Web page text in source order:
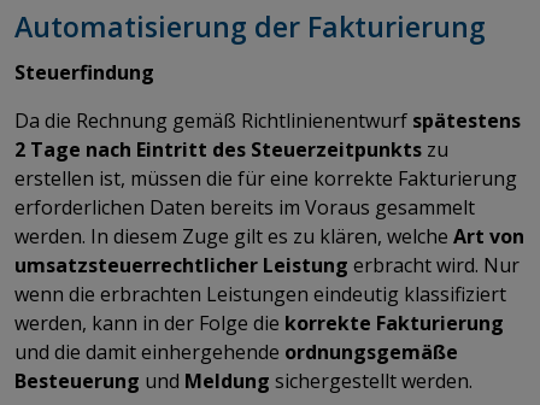
Automatisierung der Fakturierung
Steuerfindung
Da die Rechnung gemäß Richtlinienentwurf spätestens
2 Tage nach Eintritt des Steuerzeitpunkts zu
erstellen ist, müssen die für eine korrekte Fakturierung
erforderlichen Daten bereits im Voraus gesammelt
werden. In diesem Zuge gilt es zu klären, welche Art von
umsatzsteuerrechtlicher Leistung erbracht wird. Nur
wenn die erbrachten Leistungen eindeutig klassifiziert
werden, kann in der Folge die korrekte Fakturierung
und die damit einhergehende ordnungsgemäße
Besteuerung und Meldung sichergestellt werden.